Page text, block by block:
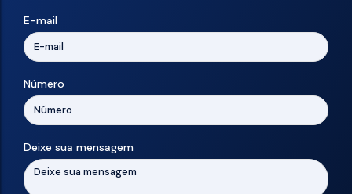
E-mail
Número
Deixe sua mensagem